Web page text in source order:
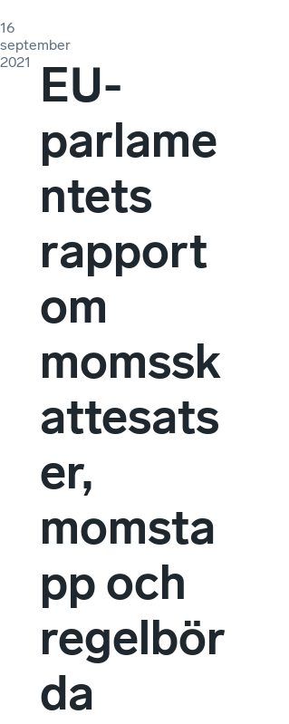
16
september
2021
EU-
parlame
ntets
rapport
om
momssk
attesats
er,
momsta
pp och
regelbör
da